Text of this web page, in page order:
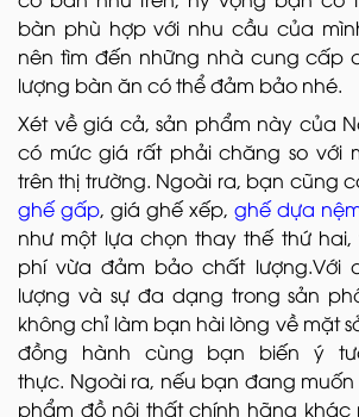
bàn phù hợp với nhu cầu của
nên tìm đến những nhà cung cấp
lượng bàn ăn có thể đảm bảo nhé.
Xét về giá cả, sản phẩm này của
có mức giá rất phải chăng so với
trên thị trường. Ngoài ra, bạn cũng
ghế gấp, giá ghế xếp, ghế dựa
như một lựa chọn thay thế thứ hai,
phí vừa đảm bảo chất lượng.Với
lượng và sự đa dạng trong sản
không chỉ làm bạn hài lòng về mặt
đồng hành cùng bạn biến ý
thực. Ngoài ra, nếu bạn đang muốn
phẩm đồ nội thất chính hãng khác